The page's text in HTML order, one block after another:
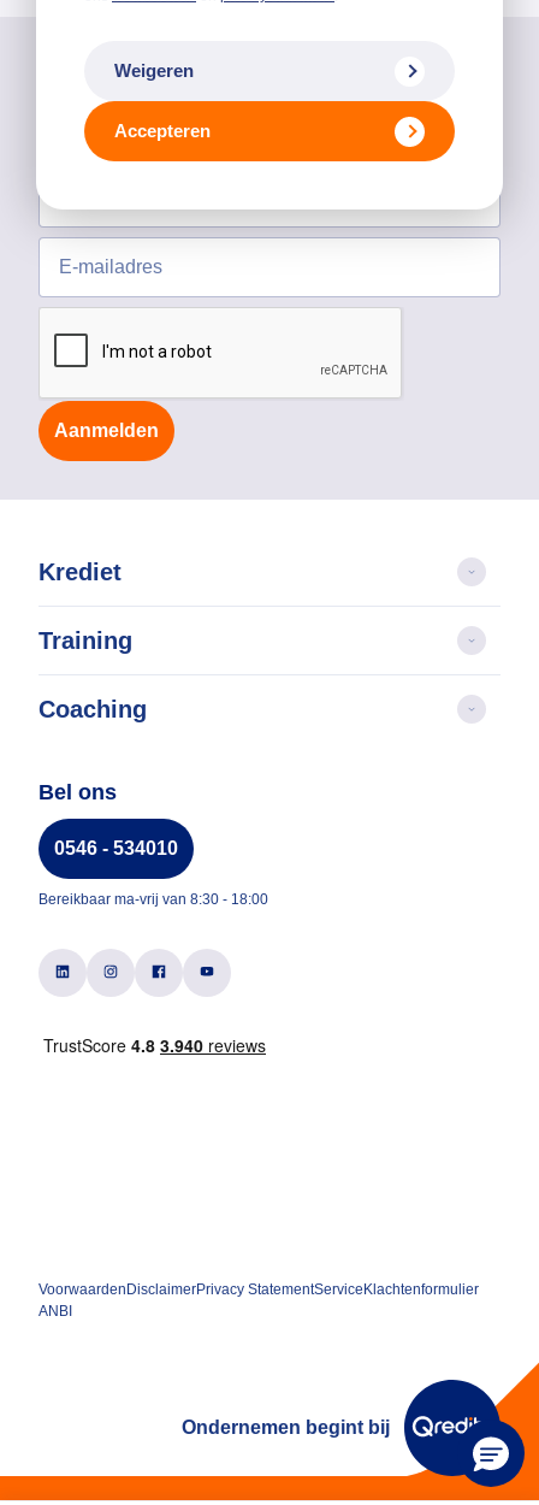
Weigeren
Accepteren
Blijf op de hoogte van Qredits nieuws!
Aanmelden
Krediet
Training
Coaching
Bel ons
0546 - 534010
Bereikbaar ma-vrij van 8:30 - 18:00
Voorwaarden DisclaimerPrivacy StatementService Klachtenformulier
ANBI
Ondernemen begint bij